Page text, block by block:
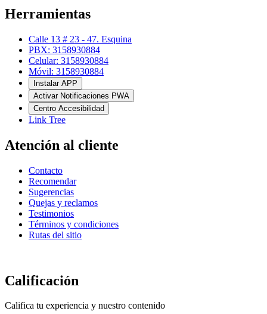
Herramientas
Calle 13 # 23 - 47. Esquina
PBX: 3158930884
Celular: 3158930884
Móvil: 3158930884
Instalar APP
Activar Notificaciones PWA
Centro Accesibilidad
Link Tree
Atención al cliente
Contacto
Recomendar
Sugerencias
Quejas y reclamos
Testimonios
Términos y condiciones
Rutas del sitio
Calificación
Califica tu experiencia y nuestro contenido